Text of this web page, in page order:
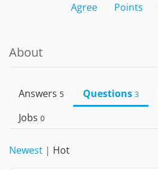
Agree Points
Answers 5 Questions 3
Jobs 0
Newest | Hot
About